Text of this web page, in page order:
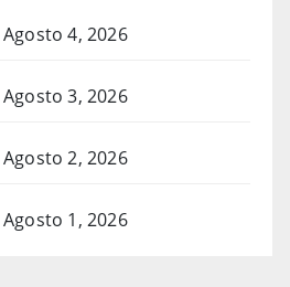
Agosto 4, 2026
Agosto 3, 2026
Agosto 2, 2026
Agosto 1, 2026